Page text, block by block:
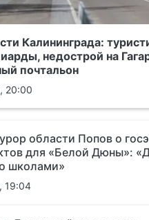
Калининграда:
недострой на
почтальон
20:00
области Попов о
для «Белой Дюны»:
школами»
19:04